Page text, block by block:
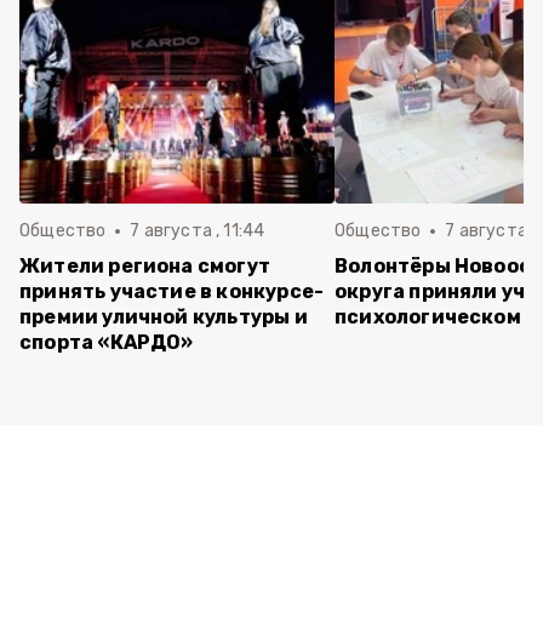
Общество 7 августа , 11:44
Жители региона смогут
принять участие в конкурсе-
премии уличной культуры и
спорта «КАРДО»
Общество 7 августа ,
Волонтёры
округа приняли
психологическом